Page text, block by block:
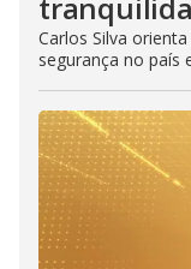
Carlos Silva
segurança no país